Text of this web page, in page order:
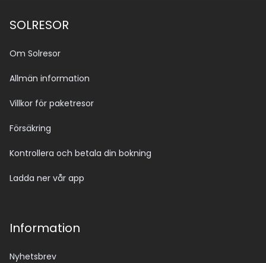
SOLRESOR
Om Solresor
Allmän information
Villkor för paketresor
Försäkring
Kontrollera och betala din bokning
Ladda ner vår app
Information
Nyhetsbrev